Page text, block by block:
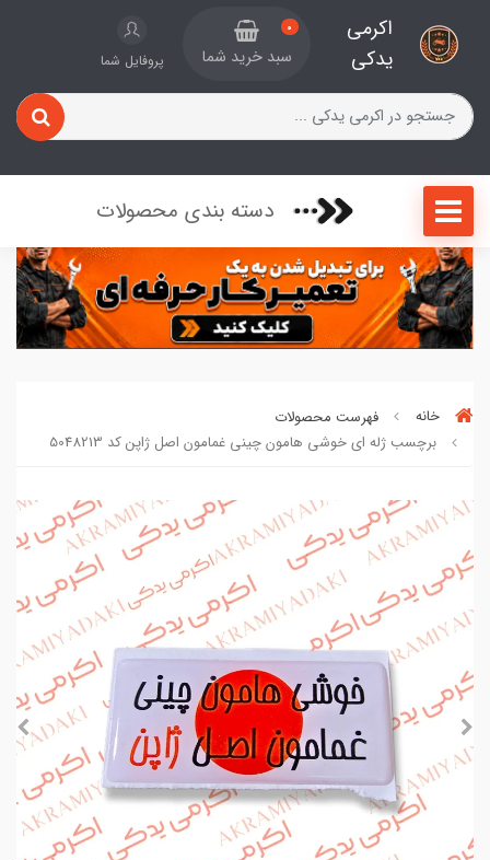
اکرمی
یدکی
0
سبد خرید شما پروفایل شما
دسته بندی محصولات
خانه
فهرست محصولات
برچسب ژله ای خوشی هامون چینی غمامون اصل ژاپن کد 5048213